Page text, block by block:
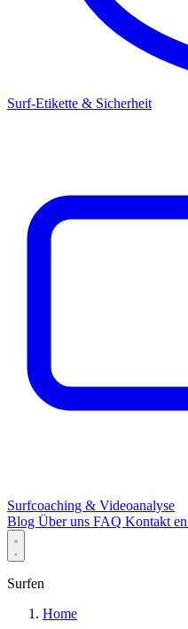
Surf-Etikette & Sicherheit
Surfcoaching & Videoanalyse
Blog Über uns FAQ Kontakten
Surfen
Home